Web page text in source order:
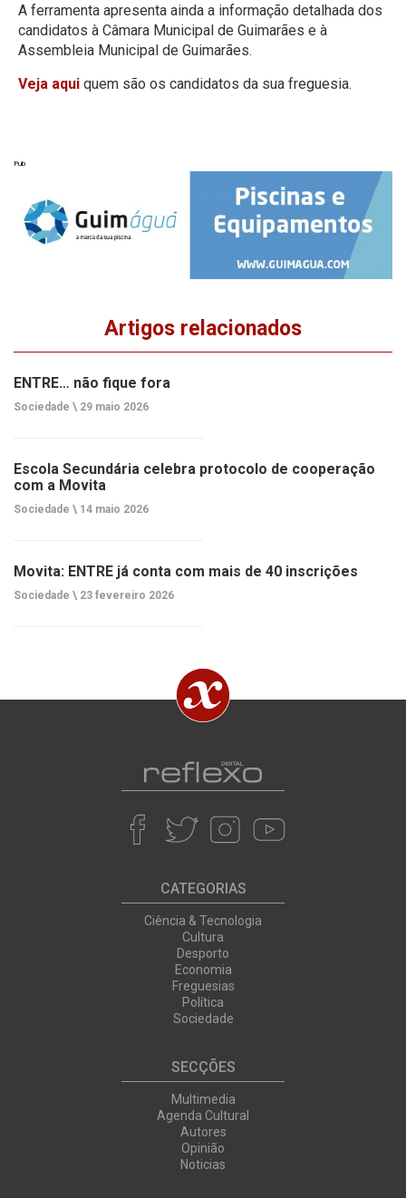
A ferramenta apresenta ainda a informação detalhada dos
candidatos à Câmara Municipal de Guimarães e à
Assembleia Municipal de Guimarães.
Veja aqui quem são os candidatos da sua freguesia.
Pub
Artigos relacionados
ENTRE… não fique fora
Sociedade \ 29 maio 2026
Escola Secundária celebra protocolo de cooperação
com a Movita
Sociedade \ 14 maio 2026
Movita: ENTRE já conta com mais de 40 inscrições
Sociedade \ 23 fevereiro 2026
CATEGORIAS
Ciência & Tecnologia
Cultura
Desporto
Economia
Freguesias
Política
Sociedade
SECÇÕES
Multimedia
Agenda Cultural
Autores
Opinião
Noticias